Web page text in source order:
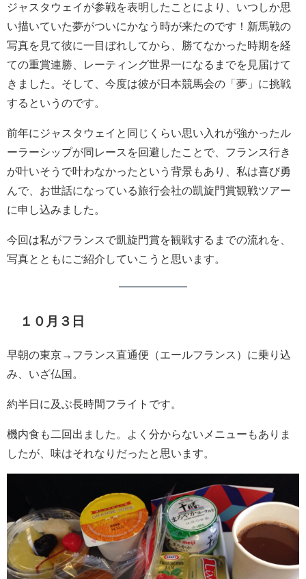
ジャスタウェイが参戦を表明したことにより、いつしか思
い描いていた夢がついにかなう時が来たのです！新馬戦の
写真を見て彼に一目ぼれしてから、勝てなかった時期を経
ての重賞連勝、レーティング世界一になるまでを見届けて
きました。そして、今度は彼が日本競馬会の「夢」に挑戦
するというのです。
前年にジャスタウェイと同じくらい思い入れが強かったル
ーラーシップが同レースを回避したことで、フランス行き
が叶いそうで叶わなかったという背景もあり、私は喜び勇
んで、お世話になっている旅行会社の凱旋門賞観戦ツアー
に申し込みました。
今回は私がフランスで凱旋門賞を観戦するまでの流れを、
写真とともにご紹介していこうと思います。
１０月３日
早朝の東京→フランス直通便（エールフランス）に乗り込
み、いざ仏国。
約半日に及ぶ長時間フライトです。
機内食も二回出ました。よく分からないメニューもありま
したが、味はそれなりだったと思います。